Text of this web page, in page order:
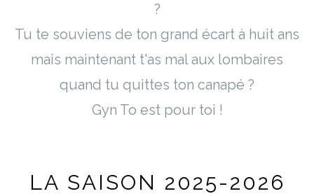
?
Tu te souviens de ton grand écart à huit ans
mais maintenant t'as mal aux lombaires
quand tu quittes ton canapé ?
Gyn To est pour toi !
LA SAISON 2025-2026